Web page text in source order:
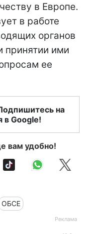
в Европе.
в работе
органов
принятии ими
ее
на
в Google!
вам удобно!
ОБСЕ